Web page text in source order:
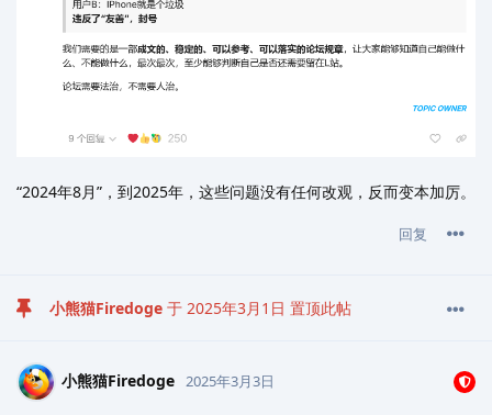
“2024年8月”，到2025年，这些问题没有任何改观，反而变本加厉。
回复
小熊猫Firedoge 于 2025年3月1日 置顶此帖
小熊猫Firedoge 2025年3月3日